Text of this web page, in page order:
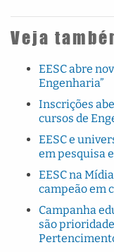
Veja
EESC abre
Engenharia”
Inscrições
cursos de
EESC e
em pesquisa
EESC na
campeão em
Campanha
são